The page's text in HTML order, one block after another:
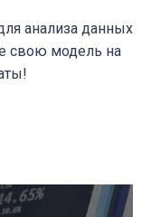
анализа данных
свою модель на